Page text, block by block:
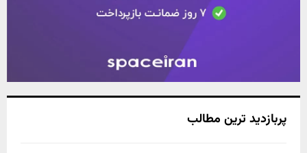
پربازدید ترین مطالب